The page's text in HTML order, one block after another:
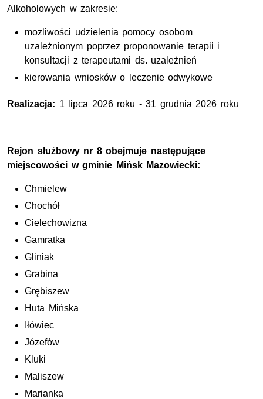
Alkoholowych w zakresie:
mozliwości udzielenia pomocy osobom
uzależnionym poprzez proponowanie terapii i
konsultacji z terapeutami ds. uzależnień
kierowania wniosków o leczenie odwykowe
Realizacja: 1 lipca 2026 roku - 31 grudnia 2026 roku
Rejon służbowy nr 8 obejmuje następujące
miejscowości w gminie Mińsk Mazowiecki:
Chmielew
Chochół
Cielechowizna
Gamratka
Gliniak
Grabina
Grębiszew
Huta Mińska
Iłówiec
Józefów
Kluki
Maliszew
Marianka